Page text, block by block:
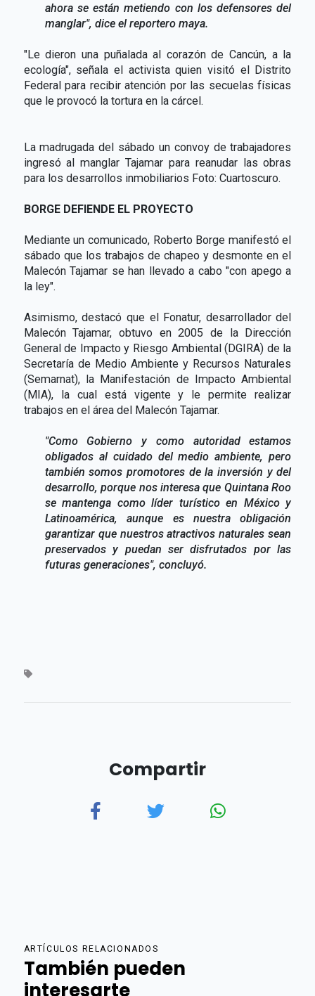
ahora se están metiendo con los defensores del
manglar", dice el reportero maya.
"Le dieron una puñalada al corazón de Cancún, a la
ecología", señala el activista quien visitó el Distrito
Federal para recibir atención por las secuelas físicas
que le provocó la tortura en la cárcel.
La madrugada del sábado un convoy de trabajadores
ingresó al manglar Tajamar para reanudar las obras
para los desarrollos inmobiliarios Foto: Cuartoscuro.
BORGE DEFIENDE EL PROYECTO
Mediante un comunicado, Roberto Borge manifestó el
sábado que los trabajos de chapeo y desmonte en el
Malecón Tajamar se han llevado a cabo "con apego a
la ley".
Asimismo, destacó que el Fonatur, desarrollador del
Malecón Tajamar, obtuvo en 2005 de la Dirección
General de Impacto y Riesgo Ambiental (DGIRA) de la
Secretaría de Medio Ambiente y Recursos Naturales
(Semarnat), la Manifestación de Impacto Ambiental
(MIA), la cual está vigente y le permite realizar
trabajos en el área del Malecón Tajamar.
"Como Gobierno y como autoridad estamos
obligados al cuidado del medio ambiente, pero
también somos promotores de la inversión y del
desarrollo, porque nos interesa que Quintana Roo
se mantenga como líder turístico en México y
Latinoamérica, aunque es nuestra obligación
garantizar que nuestros atractivos naturales sean
preservados y puedan ser disfrutados por las
futuras generaciones", concluyó.
Compartir
ARTÍCULOS RELACIONADOS
También pueden
interesarte